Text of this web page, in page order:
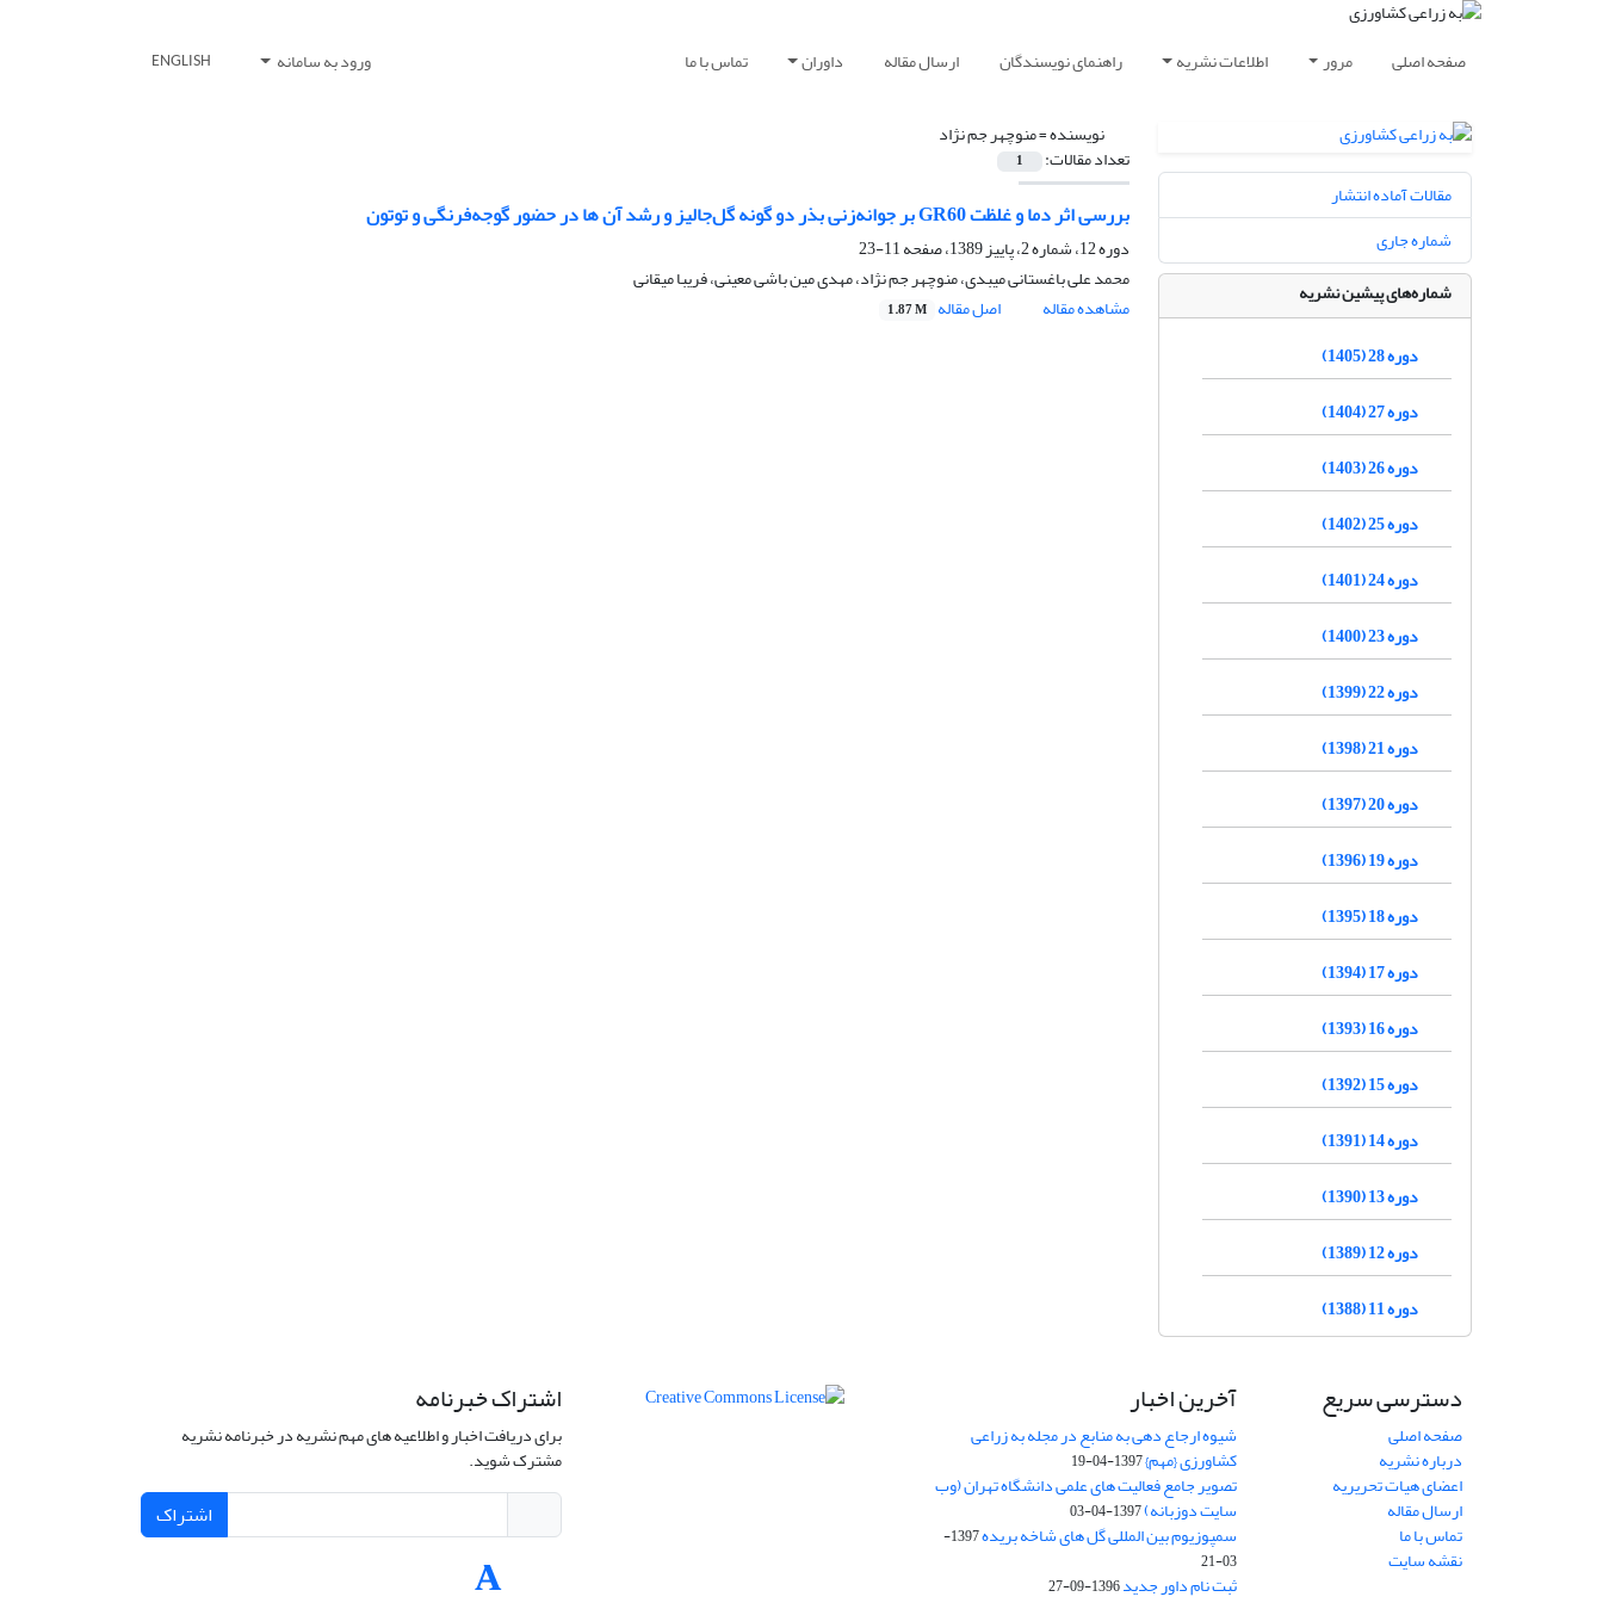
صفحه اصلی مرور اطلاعات نشریه راهنمای نویسندگان ارسال مقاله داوران تماس با ما ورود به سامانه ENGLISH
نویسنده =منوچهر جم نژاد
تعداد مقالات: 1
بررسی اثر دما و غلظت GR60 بر جوانه‌زنی بذر دو گونه گل‌جالیز و رشد آن ها در حضور گوجه‌فرنگی و توتون
دوره 12، شماره 2، پاییز 1389، صفحه
11-23
محمد علی باغستانی میبدی، منوچهر جم نژاد، مهدی مین باشی معینی، فریبا میقانی
مشاهده مقاله
اصل مقاله 1.87 M
مقالات آماده انتشار
شماره جاری
شماره‌های پیشین نشریه
دوره 28 (1405)
دوره 27 (1404)
دوره 26 (1403)
دوره 25 (1402)
دوره 24 (1401)
دوره 23 (1400)
دوره 22 (1399)
دوره 21 (1398)
دوره 20 (1397)
دوره 19 (1396)
دوره 18 (1395)
دوره 17 (1394)
دوره 16 (1393)
دوره 15 (1392)
دوره 14 (1391)
دوره 13 (1390)
دوره 12 (1389)
دوره 11 (1388)
دسترسی سریع
صفحه اصلی
درباره نشریه
اعضای هیات تحریریه
ارسال مقاله
تماس با ما
نقشه سایت
آخرین اخبار
شیوه ارجاع دهی به منابع در مجله به زراعی
کشاورزی {مهم}1397-04-19
تصویر جامع فعالیت های علمی دانشگاه تهران (وب
سایت دوزبانه)1397-04-03
سمپوزیوم بین المللی گل های شاخه بریده
1397-
03-21
ثبت نام داور جدید1396-09-27
اشتراک خبرنامه
برای دریافت اخبار و اطلاعیه های مهم نشریه در خبرنامه نشریه
مشترک شوید.
اشتراک